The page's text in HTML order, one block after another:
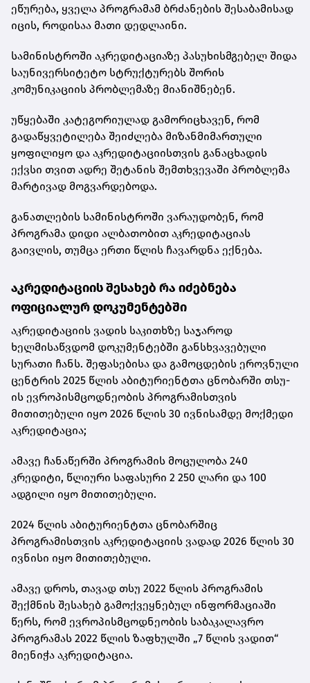
ეწურება, ყველა პროგრამამ ბრძანების შესაბამისად
იცის, როდისაა მათი დედლაინი.
სამინისტროში აკრედიტაციაზე პასუხისმგებელ შიდა
საუნივერსიტეტო სტრუქტურებს შორის
კომუნიკაციის პრობლემაზე მიანიშნებენ.
უწყებაში კატეგორიულად გამორიცხავენ, რომ
გადაწყვეტილება შეიძლება მიზანმიმართული
ყოფილიყო და აკრედიტაციისთვის განაცხადის
ექვსი თვით ადრე შეტანის შემთხვევაში პრობლემა
მარტივად მოგვარდებოდა.
განათლების სამინისტროში ვარაუდობენ, რომ
პროგრამა დიდი ალბათობით აკრედიტაციას
გაივლის, თუმცა ერთი წლის ჩავარდნა ექნება.
აკრედიტაციის შესახებ რა იძებნება
ოფიციალურ დოკუმენტებში
აკრედიტაციის ვადის საკითხზე საჯაროდ
ხელმისაწვდომ დოკუმენტებში განსხვავებული
სურათი ჩანს. შეფასებისა და გამოცდების ეროვნული
ცენტრის 2025 წლის აბიტურიენტთა ცნობარში თსუ-
ის ევროპისმცოდნეობის პროგრამისთვის
მითითებული იყო 2026 წლის 30 ივნისამდე მოქმედი
აკრედიტაცია;
ამავე ჩანაწერში პროგრამის მოცულობა 240
კრედიტი, წლიური საფასური 2 250 ლარი და 100
ადგილი იყო მითითებული.
2024 წლის აბიტურიენტთა ცნობარშიც
პროგრამისთვის აკრედიტაციის ვადად 2026 წლის 30
ივნისი იყო მითითებული.
ამავე დროს, თავად თსუ 2022 წლის პროგრამის
შექმნის შესახებ გამოქვეყნებულ ინფორმაციაში
წერს, რომ ევროპისმცოდნეობის საბაკალავრო
პროგრამას 2022 წლის ზაფხულში „7 წლის ვადით“
მიენიჭა აკრედიტაცია.